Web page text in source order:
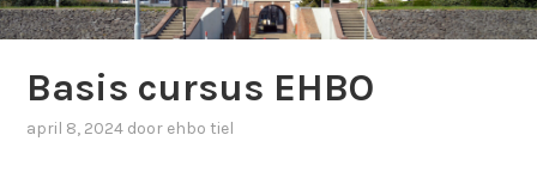
Basis cursus EHBO
april 8, 2024 door ehbo tiel